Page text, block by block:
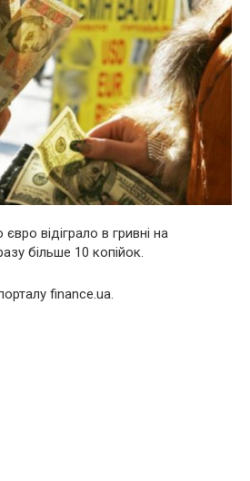
відіграло в гривні на
більше 10 копійок.
finance.ua.